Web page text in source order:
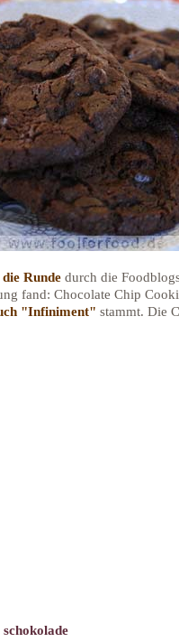
die Runde durch die
fand: Chocolate Chip
"Infiniment" stammt. Die
schokolade